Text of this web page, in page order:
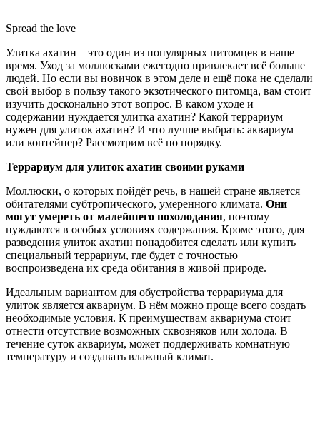
Spread the love
Улитка ахатин – это один из популярных питомцев в наше
время. Уход за моллюсками ежегодно привлекает всё больше
людей. Но если вы новичок в этом деле и ещё пока не сделали
свой выбор в пользу такого экзотического питомца, вам стоит
изучить досконально этот вопрос. В каком уходе и
содержании нуждается улитка ахатин? Какой террариум
нужен для улиток ахатин? И что лучше выбрать: аквариум
или контейнер? Рассмотрим всё по порядку.
Террариум для улиток ахатин своими руками
Моллюски, о которых пойдёт речь, в нашей стране является
обитателями субтропического, умеренного климата. Они
могут умереть от малейшего похолодания, поэтому
нуждаются в особых условиях содержания. Кроме этого, для
разведения улиток ахатин понадобится сделать или купить
специальный террариум, где будет с точностью
воспроизведена их среда обитания в живой природе.
Идеальным вариантом для обустройства террариума для
улиток является аквариум. В нём можно проще всего создать
необходимые условия. К преимуществам аквариума стоит
отнести отсутствие возможных сквозняков или холода. В
течение суток аквариум, может поддерживать комнатную
температуру и создавать влажный климат.